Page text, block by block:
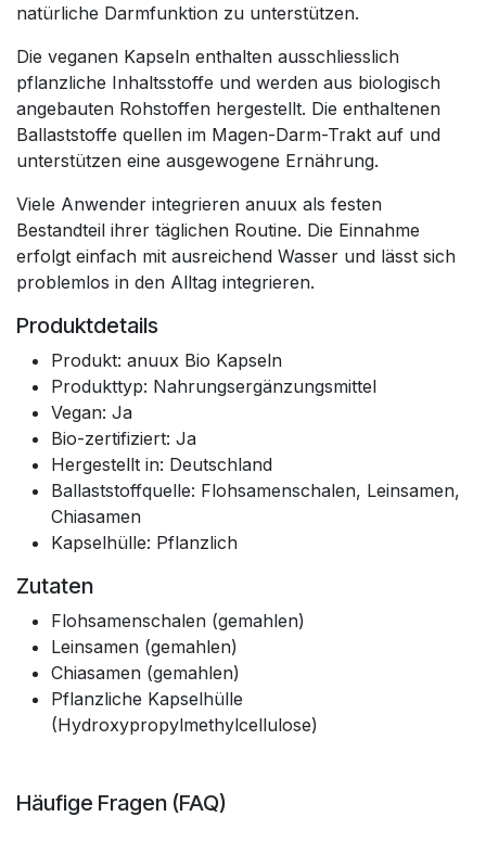
natürliche Darmfunktion zu unterstützen.
Die veganen Kapseln enthalten ausschliesslich
pflanzliche Inhaltsstoffe und werden aus biologisch
angebauten Rohstoffen hergestellt. Die enthaltenen
Ballaststoffe quellen im Magen-Darm-Trakt auf und
unterstützen eine ausgewogene Ernährung.
Viele Anwender integrieren anuux als festen
Bestandteil ihrer täglichen Routine. Die Einnahme
erfolgt einfach mit ausreichend Wasser und lässt sich
problemlos in den Alltag integrieren.
Produktdetails
Produkt: anuux Bio Kapseln
Produkttyp: Nahrungsergänzungsmittel
Vegan: Ja
Bio-zertifiziert: Ja
Hergestellt in: Deutschland
Ballaststoffquelle: Flohsamenschalen, Leinsamen,
Chiasamen
Kapselhülle: Pflanzlich
Zutaten
Flohsamenschalen (gemahlen)
Leinsamen (gemahlen)
Chiasamen (gemahlen)
Pflanzliche Kapselhülle
(Hydroxypropylmethylcellulose)
Häufige Fragen (FAQ)